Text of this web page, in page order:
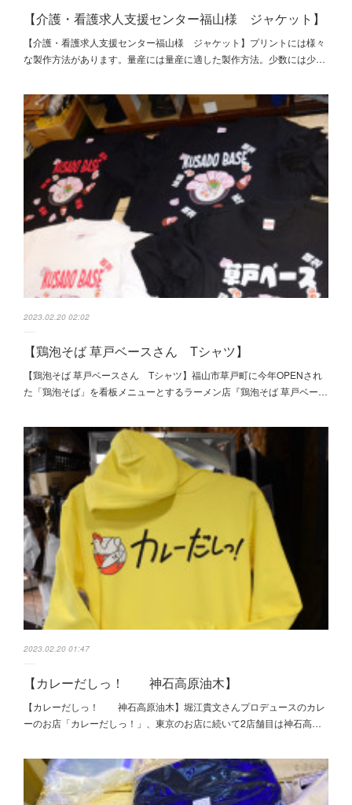
【介護・看護求人支援センター福山様 ジャケット】
【介護・看護求人支援センター福山様 ジャケット】プリントには様々
な製作方法があります。量産には量産に適した製作方法。少数には少…
2023.02.20 02:02
【鶏泡そば 草戸ベースさん Tシャツ】
【鶏泡そば 草戸ベースさん Tシャツ】福山市草戸町に今年OPENされ
た「鶏泡そば」を看板メニューとするラーメン店『鶏泡そば 草戸ベー…
2023.02.20 01:47
【カレーだしっ！ 神石高原油木】
【カレーだしっ！ 神石高原油木】堀江貴文さんプロデュースのカレ
ーのお店「カレーだしっ！」、東京のお店に続いて2店舗目は神石高…